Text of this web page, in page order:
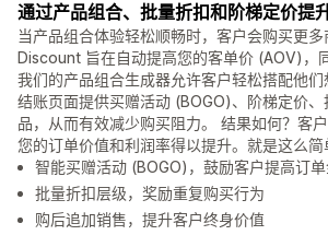
通过产品组合、批量折扣和阶梯定价提
当产品组合体验轻松顺畅时，客户会购买更
Discount 旨在自动提高您的客单价 (AOV)，
我们的产品组合生成器允许客户轻松搭配他
结账页面提供买赠活动 (BOGO)、阶梯定价
品，从而有效减少购买阻力。 结果如何？客
您的订单价值和利润率得以提升。就是这么简
智能买赠活动 (BOGO)，鼓励客户提高订
批量折扣层级，奖励重复购买行为
购后追加销售，提升客户终身价值